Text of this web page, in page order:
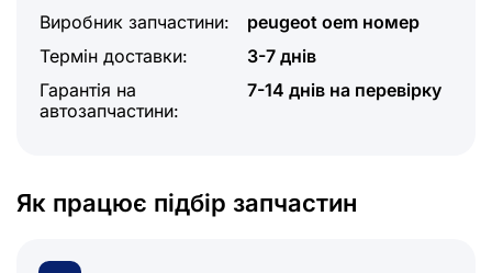
Виробник запчастини:
peugeot oem номер
Термін доставки:
3-7 днів
Гарантія на
автозапчастини:
7-14 днів на перевірку
Як працює підбір запчастин